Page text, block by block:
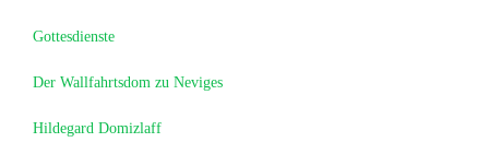
Gottesdienste
Der Wallfahrtsdom zu Neviges
Hildegard Domizlaff